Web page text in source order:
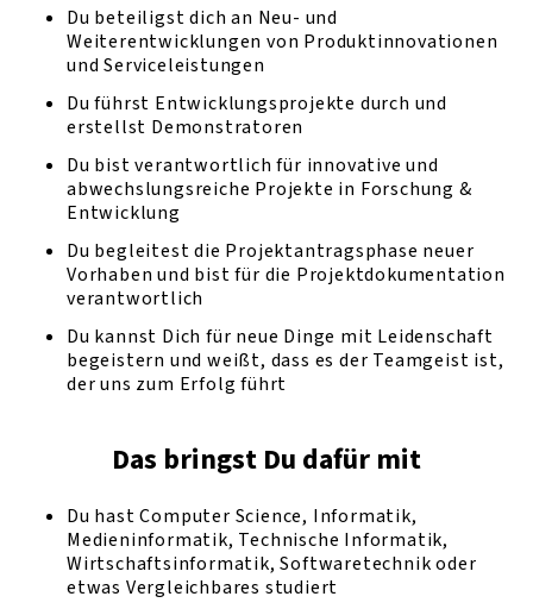
Du beteiligst dich an Neu- und
Weiterentwicklungen von Produktinnovationen
und Serviceleistungen
Du führst Entwicklungsprojekte durch und
erstellst Demonstratoren
Du bist verantwortlich für innovative und
abwechslungsreiche Projekte in Forschung &
Entwicklung
Du begleitest die Projektantragsphase neuer
Vorhaben und bist für die Projektdokumentation
verantwortlich
Du kannst Dich für neue Dinge mit Leidenschaft
begeistern und weißt, dass es der Teamgeist ist,
der uns zum Erfolg führt
Das bringst Du dafür mit
Du hast Computer Science, Informatik,
Medieninformatik, Technische Informatik,
Wirtschaftsinformatik, Softwaretechnik oder
etwas Vergleichbares studiert